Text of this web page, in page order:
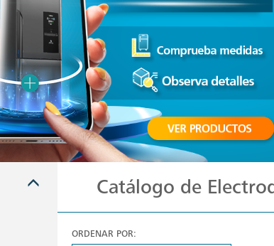
Catálogo de
ORDENAR POR: